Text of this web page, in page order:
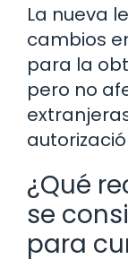
La nueva
cambios
para la
pero no
¿Qué
se
para